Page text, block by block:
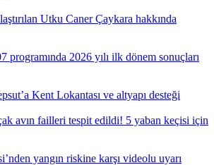
Utku Caner Çaykara hakkında
2026 yılı ilk dönem sonuçları
Kent Lokantası ve altyapı desteği
avın failleri tespit edildi! 5 yaban keçisi için
yangın riskine karşı videolu uyarı